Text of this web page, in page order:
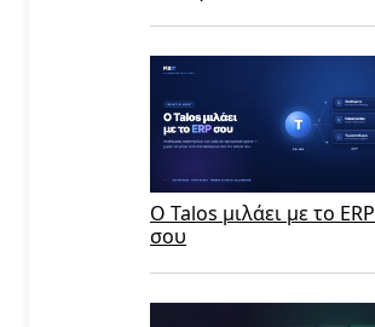
Ο Talos μιλάει με το ERP
σου